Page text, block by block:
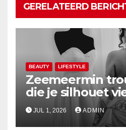
GERELATEERD
BEAUTY LIFESTYLE
Zeemeermin
die je silhouet
JUL 1, 2026 ADMIN